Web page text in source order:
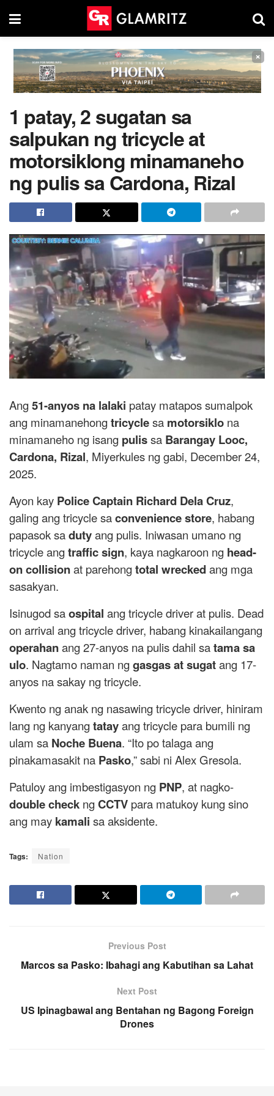
×
1 patay, 2 sugatan sa
salpukan ng tricycle at
motorsiklong minamaneho
ng pulis sa Cardona, Rizal
Ang51-anyos na lalaki patay matapos sumalpok
ang minamanehongtricyclesa motorsiklo na
minamaneho ng isang pulissa Barangay Looc,
Cardona, Rizal, Miyerkules ng gabi, December 24,
2025.
Ayon kay Police Captain Richard Dela Cruz,
galing ang tricycle saconvenience store, habang
papasok sadutyang pulis. Iniwasan umano ng
tricycle angtraffic sign, kaya nagkaroon ng head-
on collisionat parehongtotal wreckedang mga
sasakyan.
Isinugod saospital ang tricycle driver at pulis. Dead
on arrival ang tricycle driver, habang kinakailangang
operahanang 27-anyos na pulis dahil satama sa
ulo. Nagtamo naman nggasgas at sugatang 17-
anyos na sakay ng tricycle.
Kwento ng anak ng nasawing tricycle driver, hiniram
lang ng kanyangtatayang tricycle para bumili ng
ulam sa Noche Buena. “Ito po talaga ang
pinakamasakit na Pasko,” sabi ni Alex Gresola.
Patuloy ang imbestigasyon ng PNP, at nagko-
double check ngCCTV para matukoy kung sino
ang may kamali sa aksidente.
Tags: Nation
Previous Post
Marcos sa Pasko: Ibahagi ang Kabutihan sa Lahat
Next Post
US Ipinagbawal ang Bentahan ng Bagong Foreign
Drones